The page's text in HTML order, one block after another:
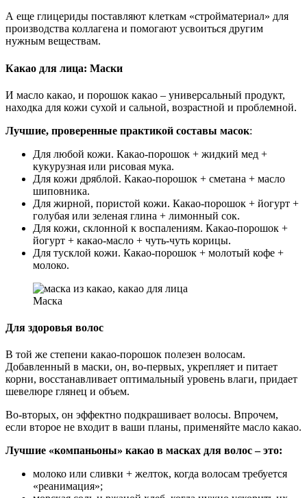
А еще глицериды поставляют клеткам «стройматериал» для
производства коллагена и помогают усвоиться другим
нужным веществам.
Какао для лица: Маски
И масло какао, и порошок какао – универсальный продукт,
находка для кожи сухой и сальной, возрастной и проблемной.
Лучшие, проверенные практикой составы масок:
Для любой кожи. Какао-порошок + жидкий мед +
кукурузная или рисовая мука.
Для кожи дряблой. Какао-порошок + сметана + масло
шиповника.
Для жирной, пористой кожи. Какао-порошок + йогурт +
голубая или зеленая глина + лимонный сок.
Для кожи, склонной к воспалениям. Какао-порошок +
йогурт + какао-масло + чуть-чуть корицы.
Для тусклой кожи. Какао-порошок + молотый кофе +
молоко.
Маска
Для здоровья волос
В той же степени какао-порошок полезен волосам.
Добавленный в маски, он, во-первых, укрепляет и питает
корни, восстанавливает оптимальный уровень влаги, придает
шевелюре глянец и объем.
Во-вторых, он эффектно подкрашивает волосы. Впрочем,
если второе не входит в ваши планы, применяйте масло какао.
Лучшие «компаньоны» какао в масках для волос – это:
молоко или сливки + желток, когда волосам требуется
«реанимация»;